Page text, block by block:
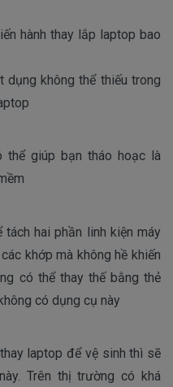
hành thay lắp laptop bao
không thể thiếu trong
thể giúp bạn tháo hoạc là
tách hai phần linh kiện máy
khớp mà không hề khiến
có thể thay thế bằng thẻ
có dụng cụ này
laptop để vệ sinh thì sẽ
Trên thị trường có khá